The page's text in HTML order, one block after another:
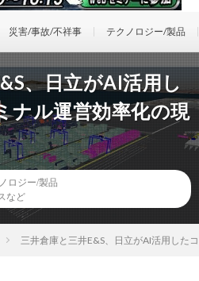
災害/事故/不祥事 テクノロジー/製品
、日立がAI活用し
ナル運営効率化の現
ロジー/製品
など
三井倉庫と三井E&S、日立がAI活用した